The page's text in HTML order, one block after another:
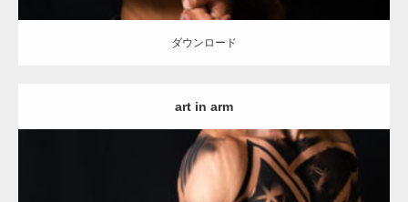
ダウンロード
art in arm